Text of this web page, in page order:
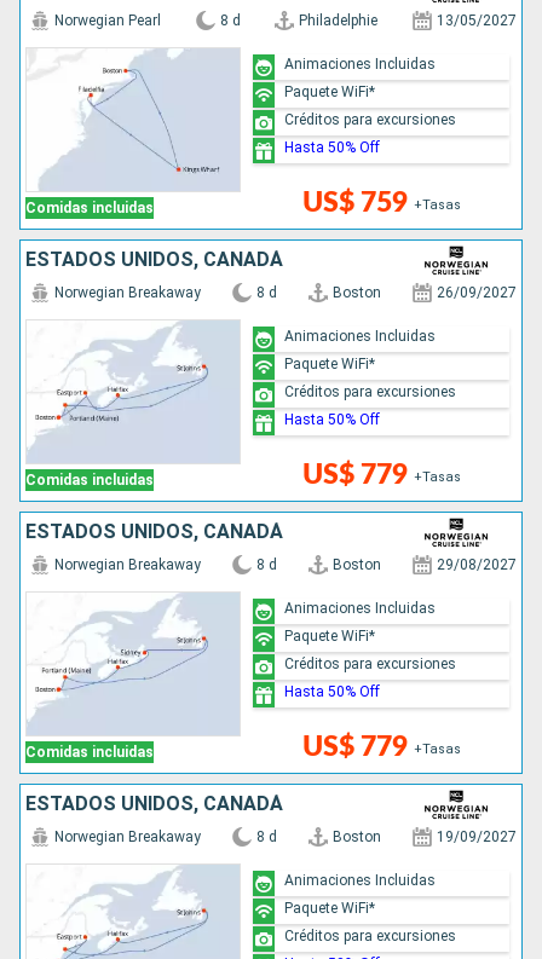
Comidas incluidas
Norwegian Pearl 8 d Philadelphie 13/05/2027
US$ 759 +Tasas
Animaciones Incluidas
Paquete WiFi*
Créditos para excursiones
Hasta 50% Off
ESTADOS UNIDOS, CANADÁ
Comidas incluidas
Norwegian Breakaway 8 d Boston 26/09/2027
US$ 779 +Tasas
Animaciones Incluidas
Paquete WiFi*
Créditos para excursiones
Hasta 50% Off
ESTADOS UNIDOS, CANADÁ
Comidas incluidas
Norwegian Breakaway 8 d Boston 29/08/2027
US$ 779 +Tasas
Animaciones Incluidas
Paquete WiFi*
Créditos para excursiones
Hasta 50% Off
ESTADOS UNIDOS, CANADÁ
Norwegian Breakaway 8 d Boston 19/09/2027
Animaciones Incluidas
Paquete WiFi*
Créditos para excursiones